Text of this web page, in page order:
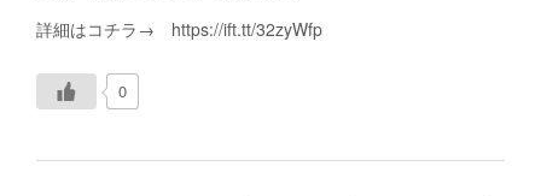
詳細はコチラ→ https://ift.tt/32zyWfp
0